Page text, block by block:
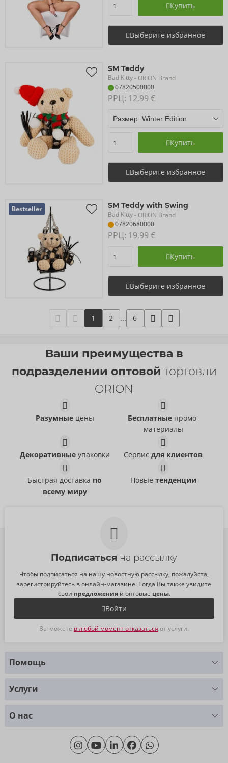
Купить
Выберите избранное
SM Teddy
Bad Kitty- ORION Brand
07820500000
РРЦ: 12,99 €
Купить
Выберите избранное
Bestseller SM Teddy with Swing
Bad Kitty- ORION Brand
07820680000
РРЦ: 19,99 €
Купить
Выберите избранное
1 2 ... 6
Ваши преимущества в
подразделении оптовой торговли
ORION
Разумныецены Бесплатныепромо-
материалы
Декоративныеупаковки Сервисдля клиентов
Быстрая доставка по
всему миру
Новые тенденции
Подписаться на рассылку
Чтобы подписаться на нашу новостную рассылку, пожалуйста,
зарегистрируйтесь в онлайн-магазине. Тогда Вы также увидите
свои предложенияи оптовые цены.
Войти
Вы можете в любой момент отказаться от услуги.
Помощь
Monday - Thursday: 09:00am - 04:00pm
Friday: 09:00am - 3:00pm (CET/CEST)
Услуги
О нас
О нас
Продолжительность